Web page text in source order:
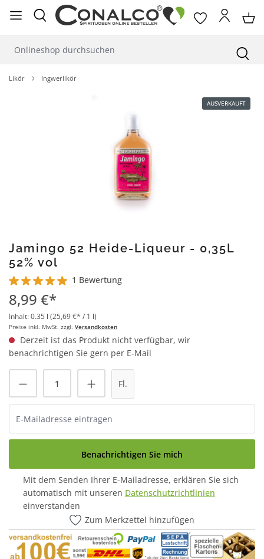
springen
Likör Ingwerlikör
AUSVERKAUFT
Jamingo 52 Heide-Liqueur - 0,35L
52% vol
Durchschnittliche Bewertung von 5 von 5 Sternen
1 Bewertung
8,99 €*
Inhalt:0.35 l (25,69 €* / 1 l)
Preise inkl. MwSt. zzgl. Versandkosten
Derzeit ist das Produkt nicht verfügbar, wir
benachrichtigen Sie gern per E-Mail
Fl.
Benachrichtigen Sie mich
Mit dem Senden Ihrer E-Mailadresse, erklären Sie sich
automatisch mit unseren Datenschutzrichtlinien
einverstanden
Zum Merkzettel hinzufügen